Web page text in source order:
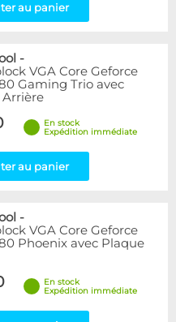
au panier
-
VGA Core Geforce
Gaming Trio avec
En stock
Expédition immédiate
au panier
-
VGA Core Geforce
Phoenix avec Plaque
En stock
Expédition immédiate